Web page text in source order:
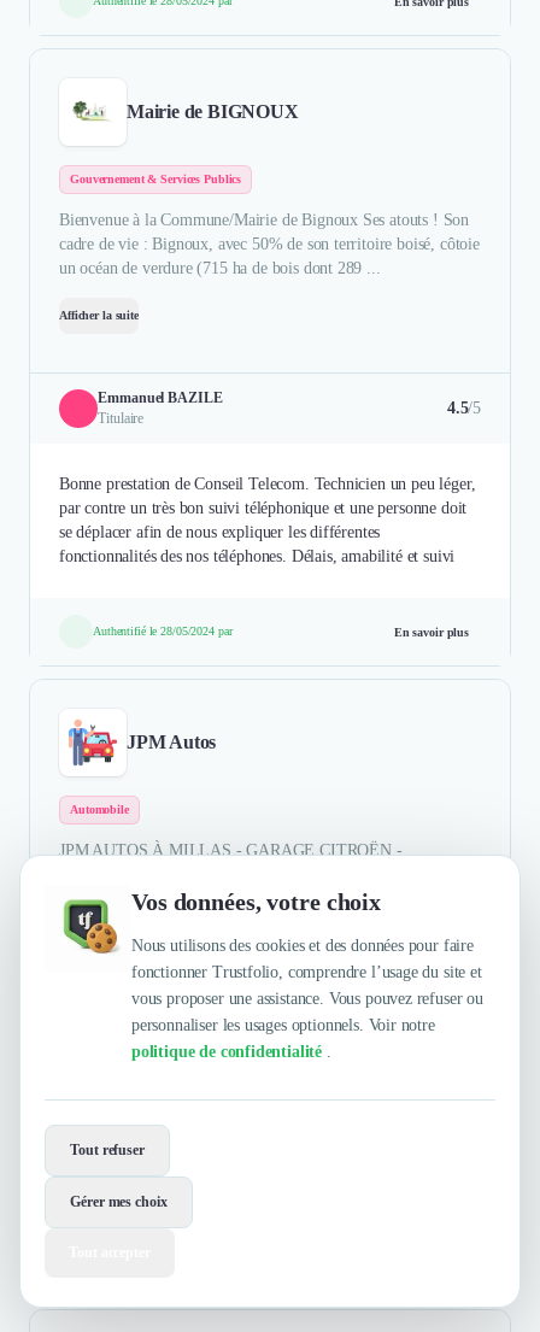
Vos données, votre choix
Nous utilisons des cookies et des données pour faire
fonctionner Trustfolio, comprendre l’usage du site et
vous proposer une assistance. Vous pouvez refuser ou
personnaliser les usages optionnels. Voir notre
politique de confidentialité .
Tout refuser
Gérer mes choix
Mairie de BIGNOUX
Gouvernement & Services Publics
Bienvenue à la Commune/Mairie de Bignoux Ses atouts ! Son
cadre de vie : Bignoux, avec 50% de son territoire boisé, côtoie
un océan de verdure (715 ha de bois dont 289 ...
Afficher la suite
Emmanuel BAZILE
Titulaire
4.5/5
Bonne prestation de Conseil Telecom. Technicien un peu léger,
par contre un très bon suivi téléphonique et une personne doit
se déplacer afin de nous expliquer les différentes
fonctionnalités des nos téléphones. Délais, amabilité et suivi
Authentifié le 28/05/2024 par En savoir plus
JPM Autos
Automobile
JPM AUTOS À MILLAS - GARAGE CITROËN -
réparations toutes marques À votre service depuis 1974
D’abord installé en centre ville, Marc Rubio décide de venir
s'implanter en ...
Afficher la suite
Gérante
Equipe sérieuse, compétente et contact sympathique. rapidite